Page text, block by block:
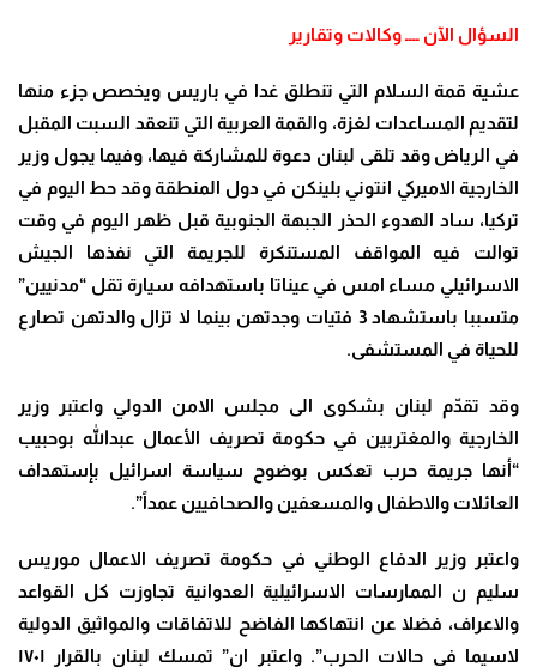
السؤال الآن ــــ وكالات وتقارير
عشية قمة السلام التي تنطلق غدا في باريس ويخصص جزء منها
لتقديم المساعدات لغزة، والقمة العربية التي تنعقد السبت المقبل
في الرياض وقد تلقى لبنان دعوة للمشاركة فيها، وفيما يجول وزير
الخارجية الاميركي انتوني بلينكن في دول المنطقة وقد حط اليوم في
تركيا، ساد الهدوء الحذر الجبهة الجنوبية قبل ظهر اليوم في وقت
توالت فيه المواقف المستنكرة للجريمة التي نفذها الجيش
الاسرائيلي مساء امس في عيناتا باستهدافه سيارة تقل “مدنيين”
متسببا باستشهاد 3 فتيات وجدتهن بينما لا تزال والدتهن تصارع
للحياة في المستشفى.
وقد تقدّم لبنان بشكوى الى مجلس الامن الدولي واعتبر وزير
الخارجية والمغتربين في حكومة تصريف الأعمال عبدالله بوحبيب
“أنها جريمة حرب تعكس بوضوح سياسة اسرائيل بإستهداف
العائلات والاطفال والمسعفين والصحافيين عمداً”.
واعتبر وزير الدفاع الوطني في حكومة تصريف الاعمال موريس
سليم ن الممارسات الاسرائيلية العدوانية تجاوزت كل القواعد
والاعراف، فضلا عن انتهاكها الفاضح للاتفاقات والمواثيق الدولية
لاسيما في حالات الحرب”. واعتبر ان” تمسك لبنان بالقرار ١٧٠١